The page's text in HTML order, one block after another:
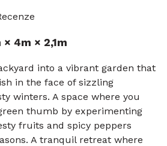
Klikněte
přechod
recenzím
4m × 2,1m
into a vibrant garden that
in the face of sizzling
winters. A space where you
thumb by experimenting
fruits and spicy peppers
A tranquil retreat where